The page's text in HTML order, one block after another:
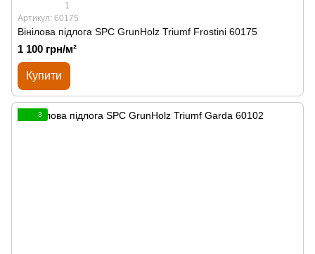
1
Артикул: 60175
Вінілова підлога SPС GrunHolz Triumf Frostini 60175
1 100 грн/м²
Купити
3